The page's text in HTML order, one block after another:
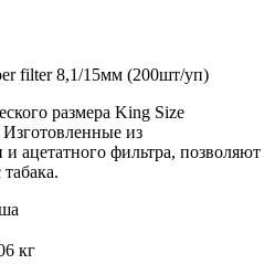
filter 8,1/15мм (200шт/уп)
размера King Size
из
ацетатного фильтра, позволяют
кг